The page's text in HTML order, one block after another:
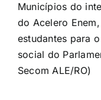
Municípios do
do Acelero
estudantes para
social do
Secom ALE/RO)